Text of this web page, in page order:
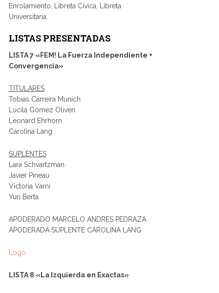
Enrolamiento, Libreta Cívica, Libreta
Universitaria.
LISTAS PRESENTADAS
LISTA 7 «FEM! La Fuerza Independiente +
Convergencia»
TITULARES
Tobías Carreira Munich
Lucila Gómez Oliveri
Leonard Ehrhorn
Carolina Lang
SUPLENTES
Lara Schvartzman
Javier Pineau
Victoria Varni
Yuri Berta
APODERADO MARCELO ANDRES PEDRAZA
APODERADA SUPLENTE CAROLINA LANG
Logo
LISTA 8 «La Izquierda en Exactas»